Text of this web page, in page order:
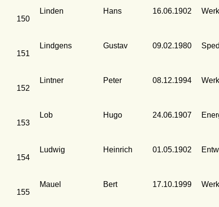
150
Linden Hans 16.06.1902
151
Lindgens Gustav 09.02.1980
152
Lintner Peter 08.12.1994
153
Lob Hugo 24.06.1907
154
Ludwig Heinrich 01.05.1902
155
Mauel Bert 17.10.1999